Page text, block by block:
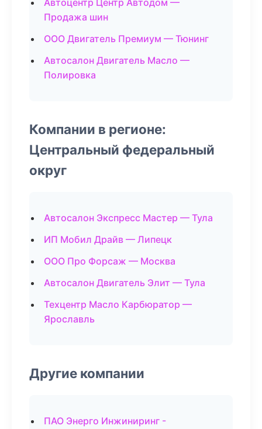
Автоцентр Центр Автодом —
Продажа шин
ООО Двигатель Премиум — Тюнинг
Автосалон Двигатель Масло —
Полировка
Компании в регионе:
Центральный федеральный
округ
Автосалон Экспресс Мастер — Тула
ИП Мобил Драйв — Липецк
ООО Про Форсаж — Москва
Автосалон Двигатель Элит — Тула
Техцентр Масло Карбюратор —
Ярославль
Другие компании
ПАО Энерго Инжиниринг -